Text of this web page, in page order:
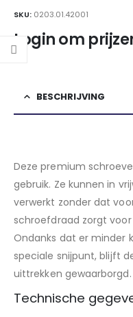
SKU: 0203.01.42001
Login om
BESCHRIJVING
Deze premium
gebruik. Ze kunnen in
verwerkt zonder dat
schroefdraad zorgt
Ondanks dat er minder
speciale snijpunt, blijft
uittrekken gewaarborgd.
Technische